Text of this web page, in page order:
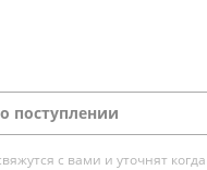
поступлении
с вами и уточнят когда